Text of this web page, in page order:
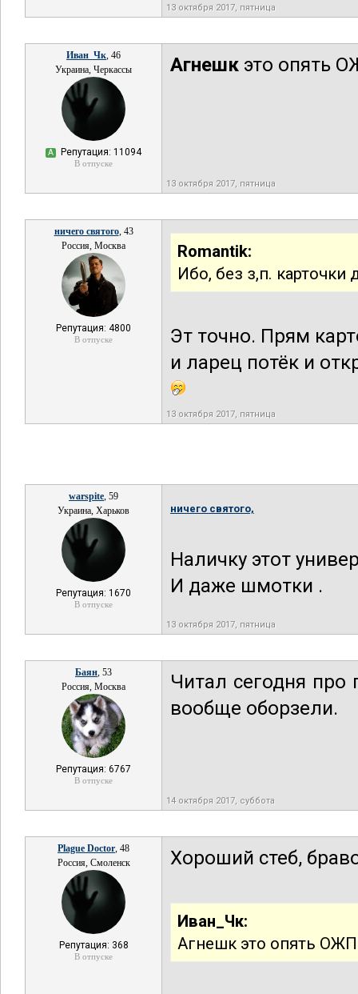
13 октября 2017, пятница
Иван_Чк, 46
Украина, Черкассы
А Репутация: 11094
В отпуске
Агнешк это опять
13 октября 2017, пятница
ничего святого, 43
Россия, Москва
Репутация: 4800
В отпуске
Romantik:
Ибо, без з,п. карточки
Эт точно. Прям
и ларец потёк и
13 октября 2017, пятница
warspite, 59
Украина, Харьков
Репутация: 1670
В отпуске
ничего святого,
Наличку этот
И даже шмотки .
13 октября 2017, пятница
Баян, 53
Россия, Москва
Репутация: 6767
В отпуске
Читал сегодня
вообще оборзели.
14 октября 2017, суббота
Plague Doctor, 48
Россия, Смоленск
Репутация: 368
В отпуске
Хороший стеб,
Иван_Чк:
Агнешк это опять